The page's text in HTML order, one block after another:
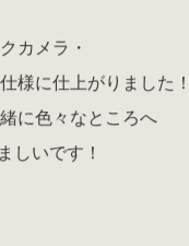
カメラ・
様に仕上がりました！
に色々なところへ
しいです！